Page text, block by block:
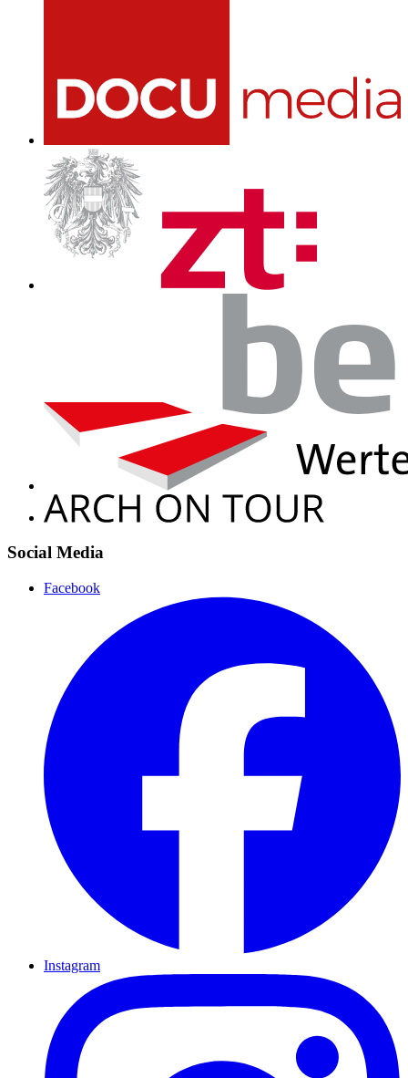
Social Media
Facebook
Instagram